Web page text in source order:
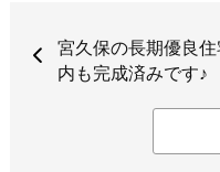
宮久保の長期優良
内も完成済みです♪